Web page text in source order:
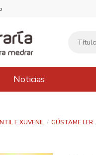
Noticias
E XUVENIL GÚSTAME LER